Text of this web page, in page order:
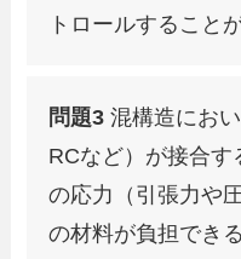
トロールすること
問題3 混構造にお
RCなど）が接合
の応力（引張力や
の材料が負担でき